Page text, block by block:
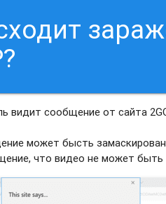
видит сообщение от сайта
может бысть
что видео не может